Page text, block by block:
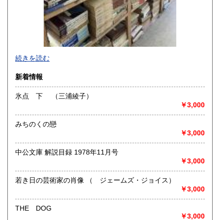
-
沿線名：-
最寄駅：-
営業時間：-
定休日：-
書籍の買取について
取り扱い分野
総記、哲学宗教、歴史、社会科学、自然科学、美術工芸、国
語国文、外国文学、古典籍、近代文献、趣味、外国書、サブ
カルチャー、古書一般（その他）
続きを読む
新着情報
氷点 下 （三浦綾子）
￥3,000
みちのくの戀
￥3,000
中公文庫 解説目録 1978年11月号
￥3,000
若き日の芸術家の肖像 （ ジェームズ・ジョイス）
￥3,000
THE DOG
￥3,000